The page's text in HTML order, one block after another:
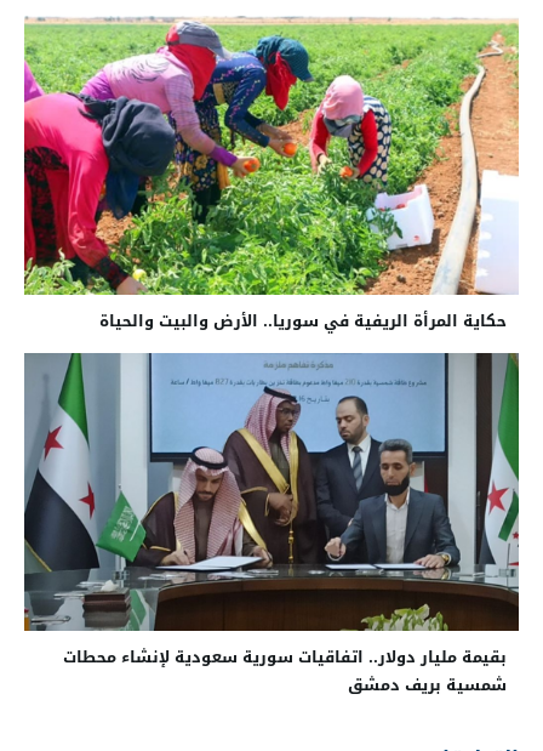
حكاية المرأة الريفية في سوريا.. الأرض والبيت والحياة
بقيمة مليار دولار.. اتفاقيات سورية سعودية لإنشاء محطات
شمسية بريف دمشق